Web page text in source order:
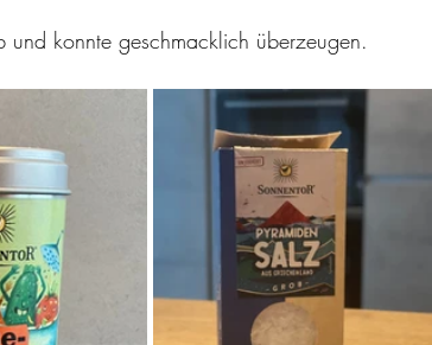
und konnte geschmacklich überzeugen.